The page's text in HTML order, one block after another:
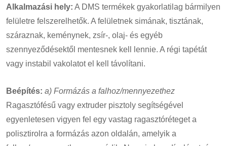
Alkalmazási hely: A DMS termékek gyakorlatilag bármilyen
felületre felszerelhetők. A felületnek simának, tisztának,
száraznak, keménynek, zsír-, olaj- és egyéb
szennyeződésektől mentesnek kell lennie. A régi tapétát
vagy instabil vakolatot el kell távolítani.
Beépítés: a) Formázás a falhoz/mennyezethez
Ragasztófésű vagy extruder pisztoly segítségével
egyenletesen vigyen fel egy vastag ragasztóréteget a
polisztirolra a formázás azon oldalán, amelyik a